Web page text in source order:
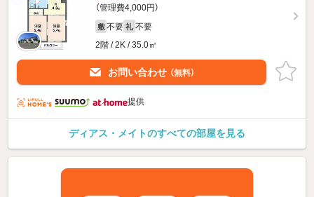
（管理費4,000円）
敷 不要 礼 不要
2階 / 2K / 35.0㎡
お問い合わせ （無料）
提供
ディアス・メイトのすべての部屋を見る